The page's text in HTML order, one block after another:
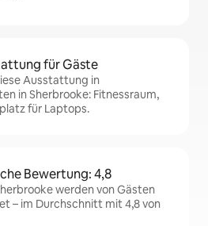
für Gäste
Ausstattung in
in Sherbrooke: Fitnessraum,
für Laptops.
Bewertung: 4,8
werden von Gästen
– im Durchschnitt mit 4,8 von